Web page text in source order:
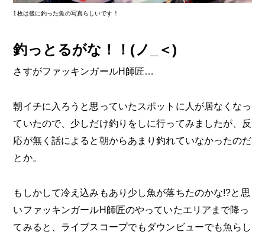
1枚は後に釣った魚の写真らしいです！
釣っとるがな！！(ノ_＜)
さすがファッキンガールH師匠…
朝イチに入ろうと思っていたスポットに人が居なくなっ
ていたので、少しだけ釣りをしに行ってみましたが、反
応が無く話によると朝からあまり釣れていなかったのだ
とか。
もしかして冷え込みもあり少し魚が落ちたのかな!?と思
いファッキンガールH師匠のやっていたエリアまで降っ
てみると、ライブスコープでもダウンビューでも魚らし